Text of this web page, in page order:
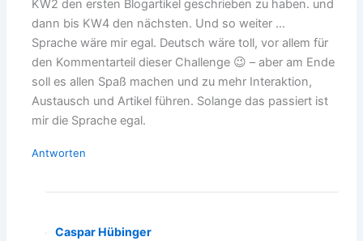
KW2 den ersten Blogartikel geschrieben zu haben. und
dann bis KW4 den nächsten. Und so weiter …
Sprache wäre mir egal. Deutsch wäre toll, vor allem für
den Kommentarteil dieser Challenge 😉 – aber am Ende
soll es allen Spaß machen und zu mehr Interaktion,
Austausch und Artikel führen. Solange das passiert ist
mir die Sprache egal.
Antworten
Caspar Hübinger